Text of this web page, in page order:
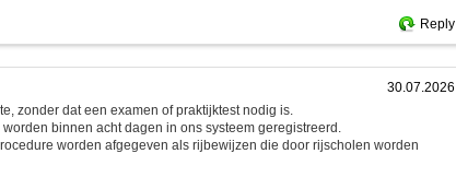
Reply
30.07.2026
zonder dat een examen of praktijktest nodig is.
binnen acht dagen in ons systeem geregistreerd.
worden afgegeven als rijbewijzen die door rijscholen worden